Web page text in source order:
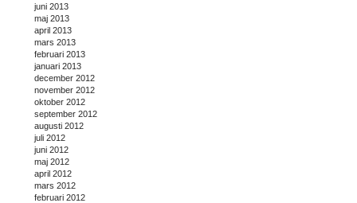
juni 2013
maj 2013
april 2013
mars 2013
februari 2013
januari 2013
december 2012
november 2012
oktober 2012
september 2012
augusti 2012
juli 2012
juni 2012
maj 2012
april 2012
mars 2012
februari 2012